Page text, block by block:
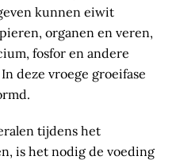
kunnen eiwit
organen en veren,
fosfor en andere
deze vroege groeifase
tijdens het
is het nodig de voeding